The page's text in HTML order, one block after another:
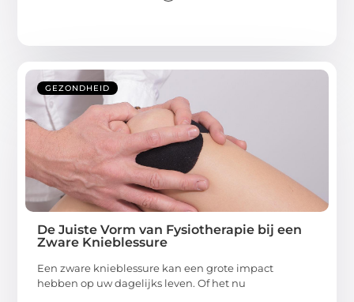
GEZONDHEID
De Juiste Vorm van Fysiotherapie bij een
Zware Knieblessure
Een zware knieblessure kan een grote impact
hebben op uw dagelijks leven. Of het nu